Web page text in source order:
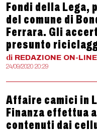
Fondi della
del comune di
Ferrara. Gli
presunto
di REDAZIONE ON-LINE
24/09/2020 20:29
Affaire camici in
Finanza effettua
contenuti dai